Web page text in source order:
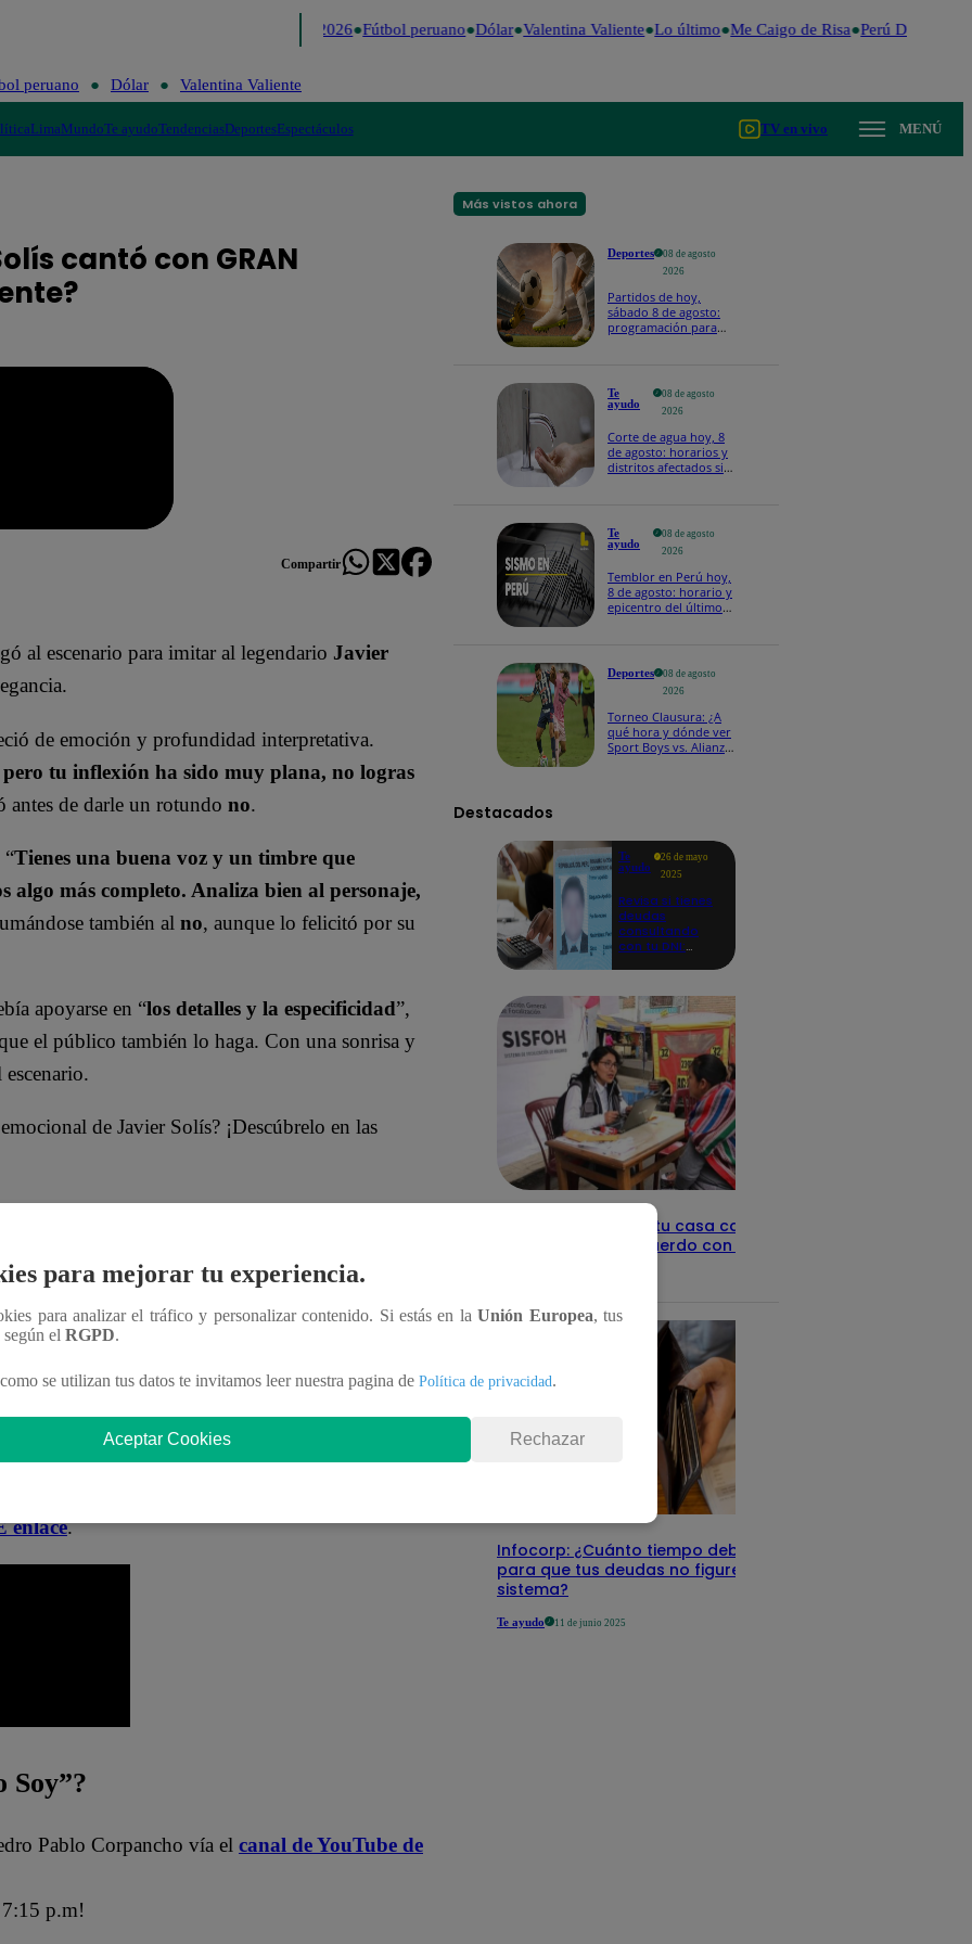
Perú Decide 2026 Fútbol peruano Dólar Valentina Valiente Lo último Me Caigo de Risa Perú Decide
peruano Dólar Valentina Valiente
LimaMundoTe ayudoTendenciasDeportesEspectáculos TV en vivo MENÚ
cantó con GRAN
Compartir
al escenario para imitar al legendario Javier
de emoción y profundidad interpretativa.
pero tu inflexión ha sido muy plana, no logras
antes de darle un rotundo no.
“Tienes una buena voz y un timbre que
algo más completo. Analiza bien al personaje,
también al no, aunque lo felicitó por su
apoyarse en “los detalles y la especificidad”,
el público también lo haga. Con una sonrisa y
de Javier Solís? ¡Descúbrelo en las
con los talentos, obtén datos inéditos y
en nuestro canal de Youtube de
enlace.
Soy”?
Pablo Corpancho vía el canal de YouTube de
p.m!
Más vistos ahora
Deportes
08 de agosto
2026
Partidos de hoy,
sábado 8 de agosto:
programación para
Te
ayudo
08 de agosto
2026
Corte de agua hoy, 8
de agosto: horarios y
distritos afectados sin
Te
ayudo
08 de agosto
2026
Temblor en Perú hoy,
8 de agosto: horario y
epicentro del último
Deportes
08 de agosto
2026
Torneo Clausura: ¿A
qué hora y dónde ver
Sport Boys vs. Alianza
Destacados
Te
ayudo
26 de mayo
2025
Revisa si tienes
deudas
consultando
con tu DNI:
detalles
Revisa con tu DNI si tu casa califica
como pobre, de acuerdo con el Sisfoh
Infocorp: ¿Cuánto tiempo debe pasar
para que tus deudas no figuren en su
sistema?
Te ayudo 11 de junio 2025
para mejorar tu experiencia.
para analizar el tráfico y personalizar contenido. Si estás en laUnión Europea, tus
según el RGPD.
se utilizan tus datos te invitamos leer nuestra pagina de Política de privacidad.
Aceptar Cookies Rechazar